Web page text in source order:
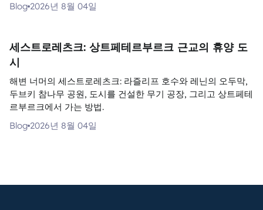
Blog 2026년 8월 04일
세스트로레츠크: 상트페테르부르크 근교의 휴양 도
시
해변 너머의 세스트로레츠크: 라즐리프 호수와 레닌의 오두막,
두브키 참나무 공원, 도시를 건설한 무기 공장, 그리고 상트페테
르부르크에서 가는 방법.
Blog 2026년 8월 04일